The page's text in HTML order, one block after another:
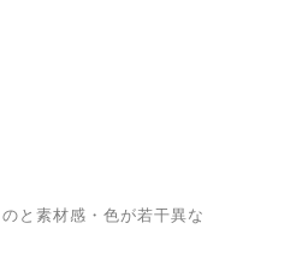
と素材感・色が若干異な